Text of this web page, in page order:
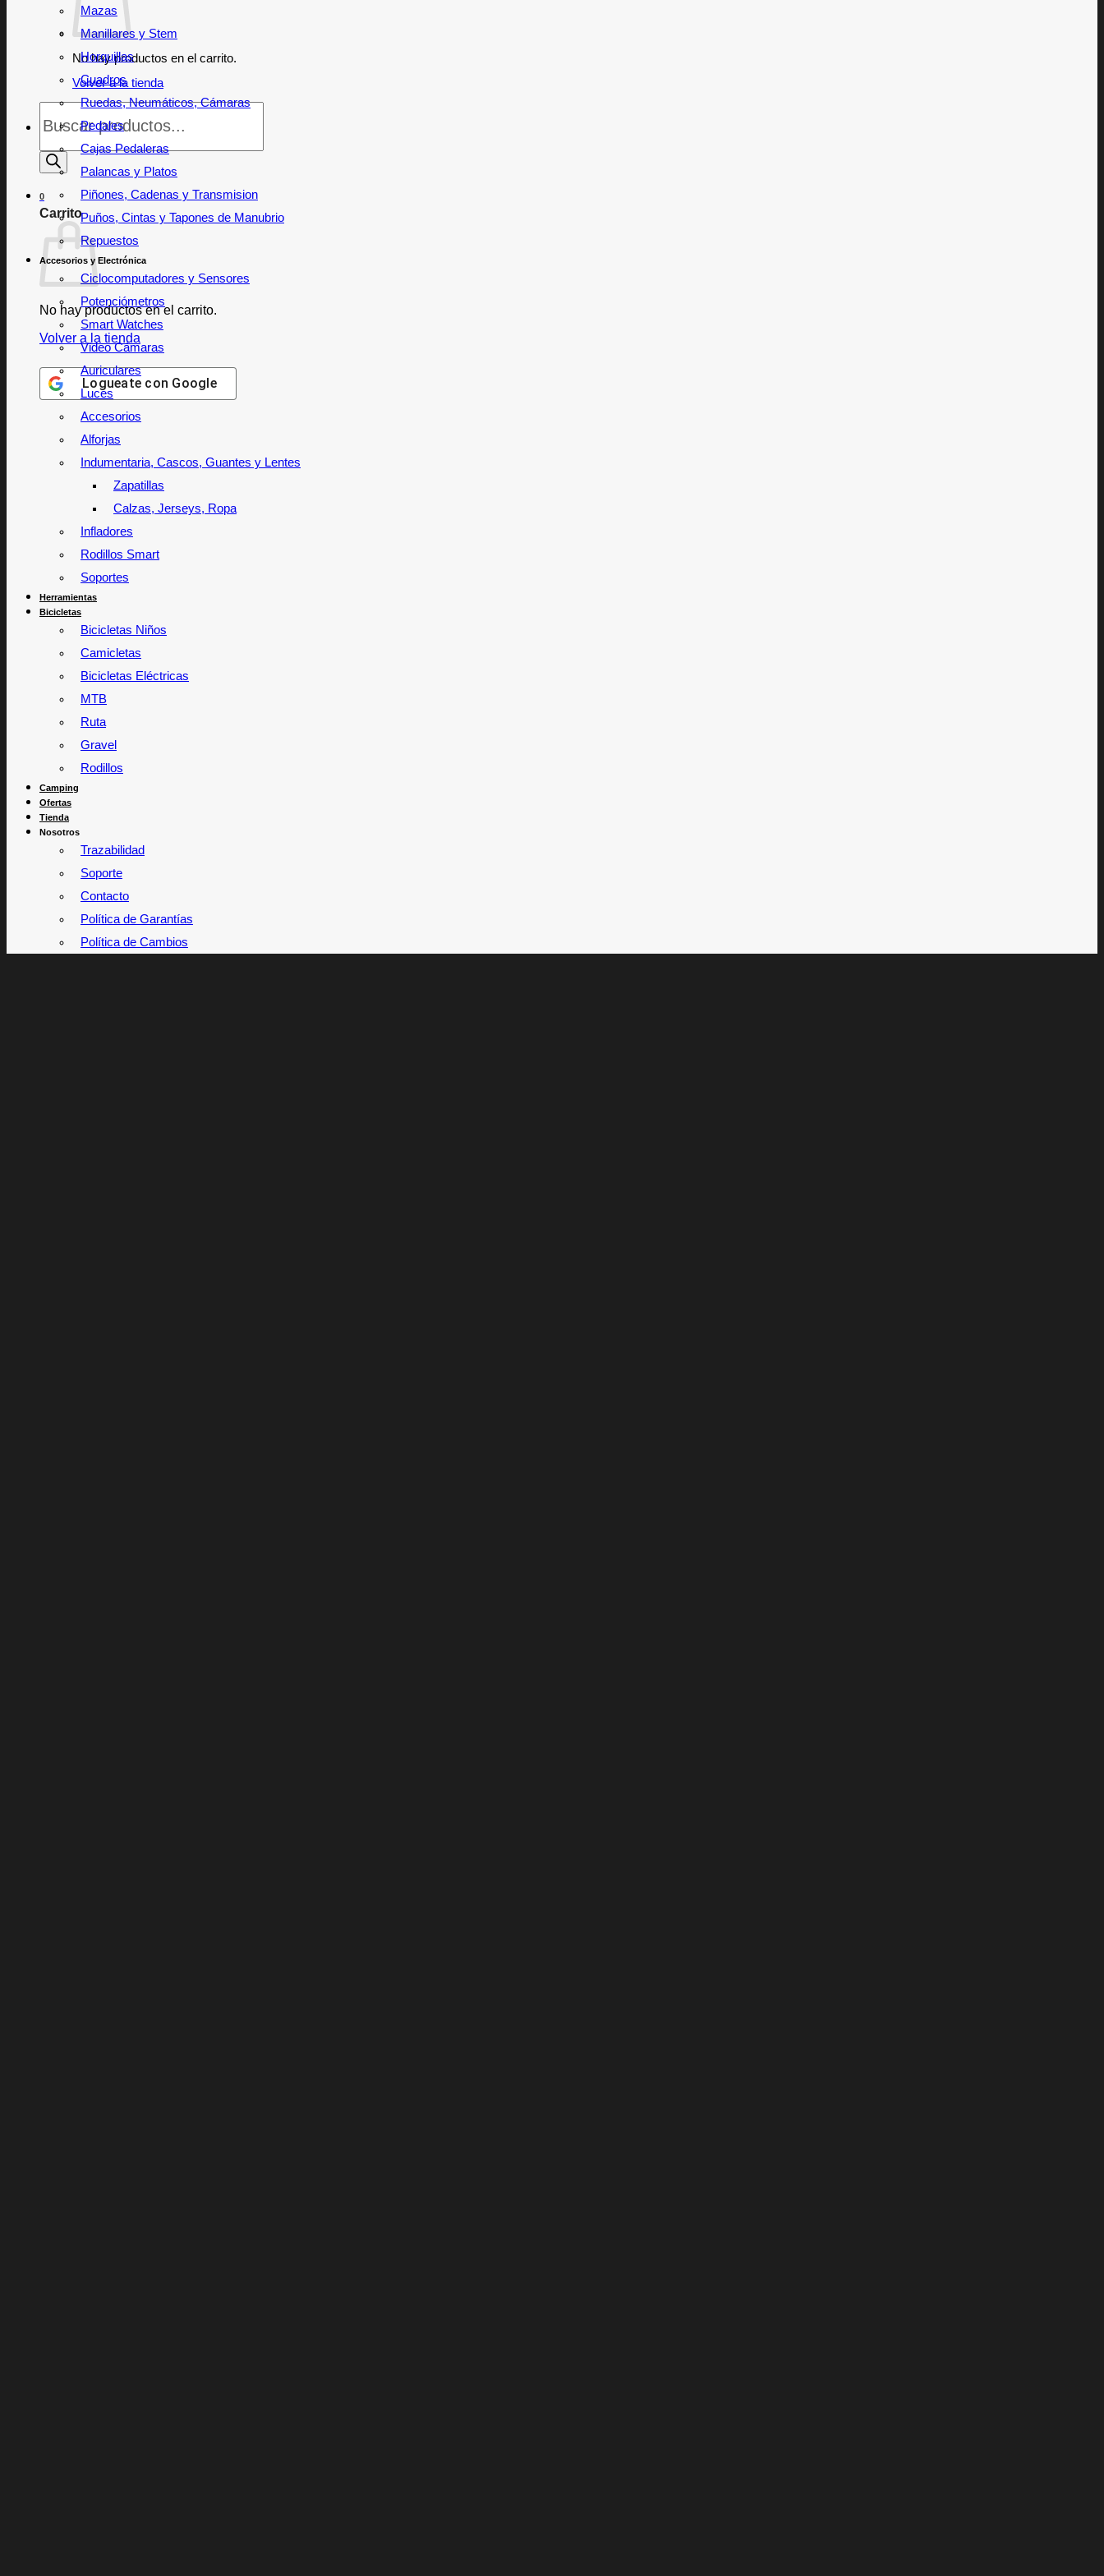
No hay productos en el carrito.
Volver a la tienda
Búsqueda
de
0
Carrito
No hay productos en el carrito.
Volver a la tienda
Logueate con Google
Mazas
Manillares y Stem
Horquillas
Cuadros
Ruedas, Neumáticos, Cámaras
Pedales
Cajas Pedaleras
Palancas y Platos
Piñones, Cadenas y Transmision
Puños, Cintas y Tapones de Manubrio
Repuestos
Accesorios y Electrónica
Ciclocomputadores y Sensores
Potenciómetros
Smart Watches
Video Cámaras
Auriculares
Luces
Accesorios
Alforjas
Indumentaria, Cascos, Guantes y Lentes
Zapatillas
Calzas, Jerseys, Ropa
Infladores
Rodillos Smart
Soportes
Herramientas
Bicicletas
Bicicletas Niños
Camicletas
Bicicletas Eléctricas
MTB
Ruta
Gravel
Rodillos
Camping
Ofertas
Tienda
Nosotros
Trazabilidad
Soporte
Contacto
Política de Garantías
Política de Cambios